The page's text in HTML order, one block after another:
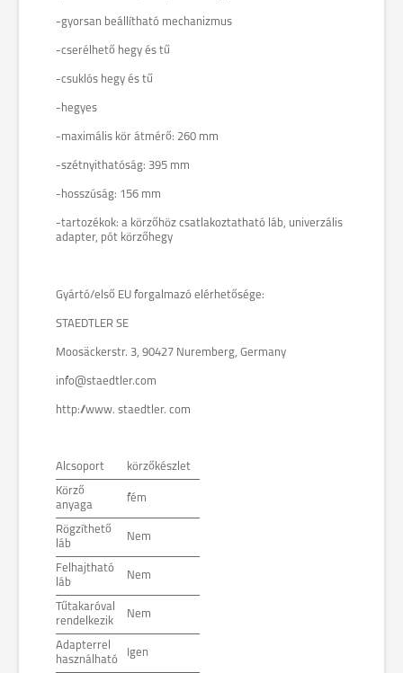
-gyorsan beállítható mechanizmus
-cserélhető hegy és tű
-csuklós hegy és tű
-hegyes
-maximális kör átmérő: 260 mm
-szétnyithatóság: 395 mm
-hosszúság: 156 mm
-tartozékok: a körzőhöz csatlakoztatható láb, univerzális
adapter, pót körzőhegy
Gyártó/első EU forgalmazó elérhetősége:
STAEDTLER SE
Moosäckerstr. 3, 90427 Nuremberg, Germany
info@staedtler.com
http://www. staedtler. com
Alcsoport körzőkészlet
Körző
anyaga
fém
Rögzíthető
láb
Nem
Felhajtható
láb
Nem
Tűtakaróval
rendelkezik
Nem
Adapterrel
használható
Igen